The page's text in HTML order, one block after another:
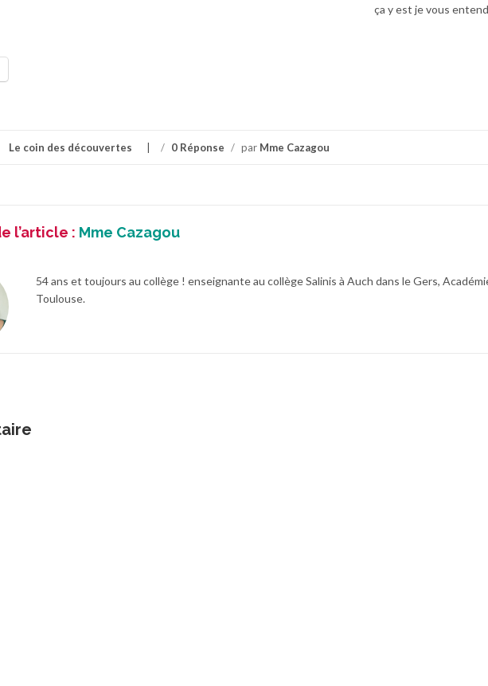
ça y est je vous
Le coin des découvertes / 0 Réponse / par Mme Cazagou
l’article : Mme Cazagou
54 ans et toujours au collège ! enseignante au collège Salinis à Auch dans le Gers,
Toulouse.